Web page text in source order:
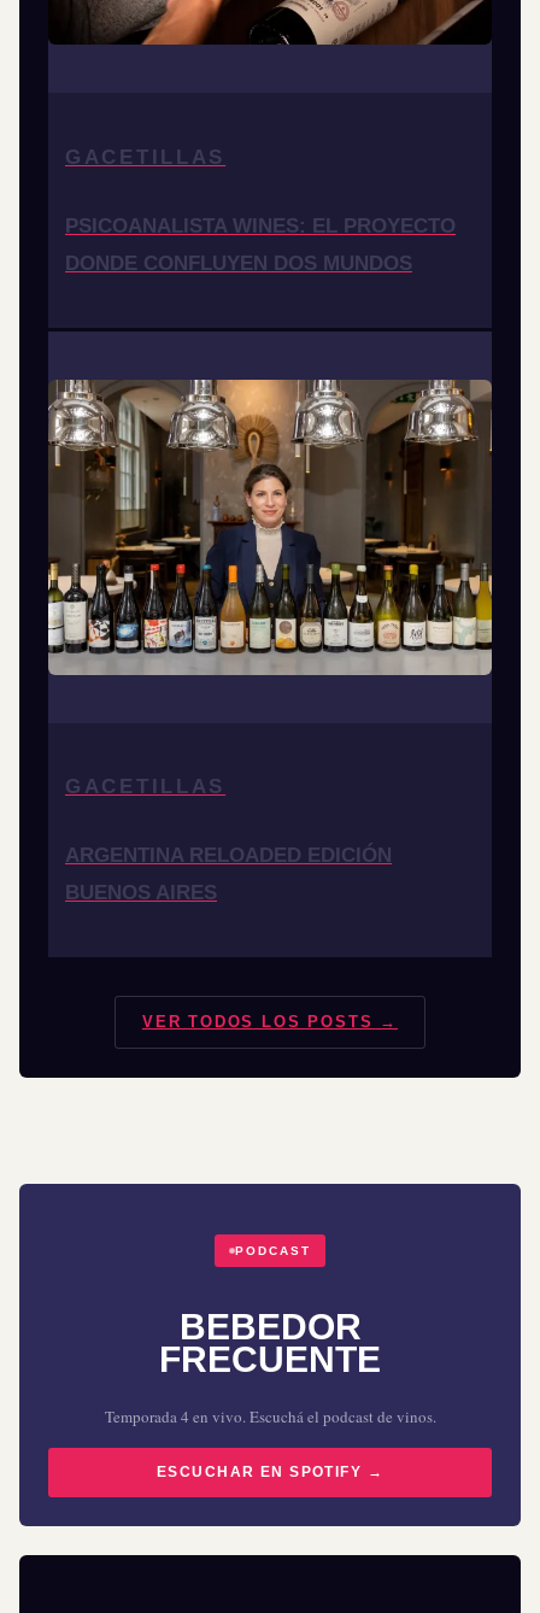
GACETILLAS
PSICOANALISTA WINES: EL PROYECTO
DONDE CONFLUYEN DOS MUNDOS
GACETILLAS
ARGENTINA RELOADED EDICIÓN
BUENOS AIRES
VER TODOS LOS POSTS →
PODCAST
BEBEDOR
FRECUENTE
Temporada 4 en vivo. Escuchá el podcast de vinos.
ESCUCHAR EN SPOTIFY →